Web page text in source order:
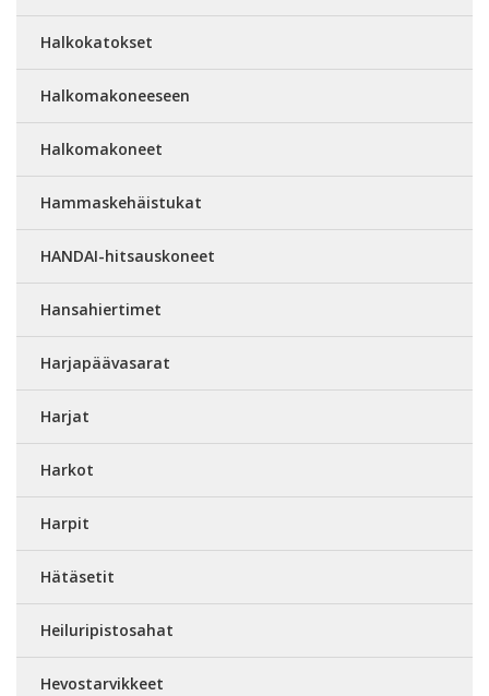
Halkokatokset
Halkomakoneeseen
Halkomakoneet
Hammaskehäistukat
HANDAI-hitsauskoneet
Hansahiertimet
Harjapäävasarat
Harjat
Harkot
Harpit
Hätäsetit
Heiluripistosahat
Hevostarvikkeet